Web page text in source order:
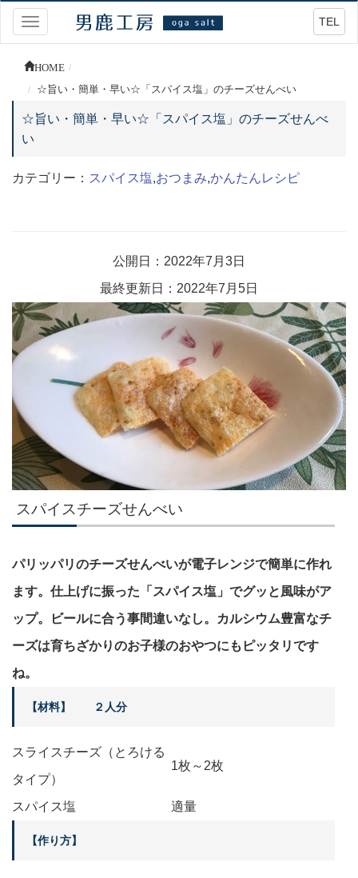
Toggle
navigation
TEL
HOME
☆旨い・簡単・早い☆「スパイス塩」のチーズせんべい
☆旨い・簡単・早い☆「スパイス塩」のチーズせんべ
い
カテゴリー： スパイス塩,おつまみ,かんたんレシピ
公開日：2022年7月3日
最終更新日：2022年7月5日
スパイスチーズせんべい
パリッパリのチーズせんべいが電子レンジで簡単に作れ
ます。仕上げに振った「スパイス塩」でグッと風味がア
ップ。ビールに合う事間違いなし。カルシウム豊富なチ
ーズは育ちざかりのお子様のおやつにもピッタリです
ね。
【材料】 ２人分
スライスチーズ（とろける
タイプ）
1枚～2枚
スパイス塩 適量
【作り方】